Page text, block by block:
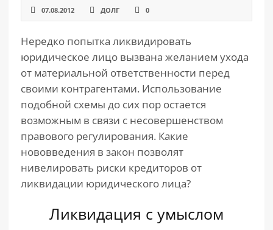
07.08.2012 ДОЛГ 0
Нередко попытка ликвидировать
юридическое лицо вызвана желанием ухода
от материальной ответственности перед
своими контрагентами. Использование
подобной схемы до сих пор остается
возможным в связи с несовершенством
правового регулирования. Какие
нововведения в закон позволят
нивелировать риски кредиторов от
ликвидации юридического лица?
Ликвидация с умыслом